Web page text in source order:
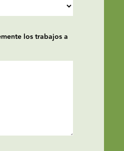
los trabajos a